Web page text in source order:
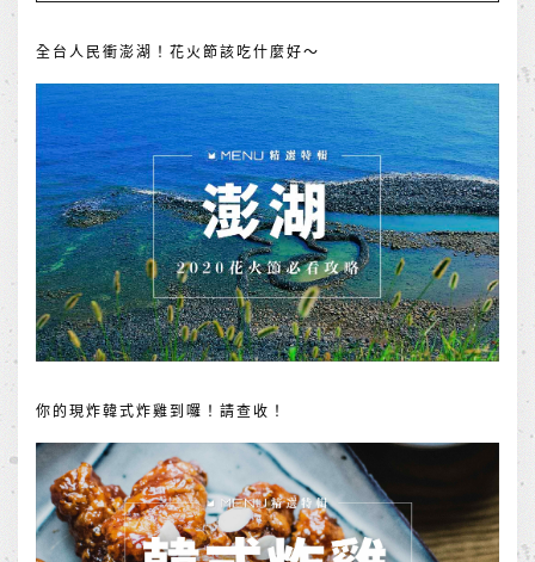
全台人民衝澎湖！花火節該吃什麼好～
你的現炸韓式炸雞到囉！請查收！